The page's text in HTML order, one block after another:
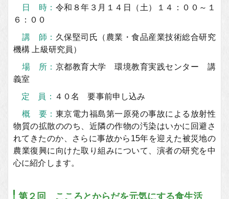
日 時： 令和８年３月１４日（土）１４：００～１
６：００
講 師： 久保堅司氏（農業・食品産業技術総合研究
機構 上級研究員）
場 所： 京都教育大学 環境教育実践センター 講
義室
定 員： ４０名 要事前申し込み
概 要： 東京電力福島第一原発の事故による放射性
物質の拡散ののち、近隣の作物の汚染はいかに回避さ
れてきたのか、さらに事故から15年を迎えた被災地の
農業復興に向けた取り組みについて、演者の研究を中
心に紹介します。
第２回 こころとからだを元気にする食生活